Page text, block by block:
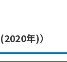
年)）